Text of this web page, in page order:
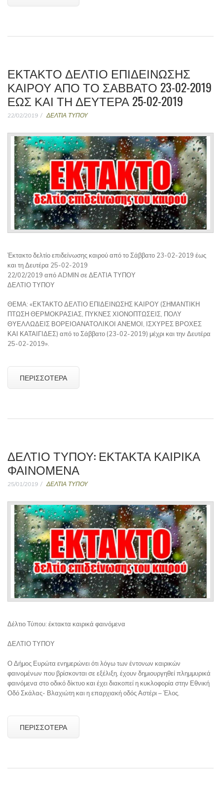
ΈΚΤΑΚΤΟ ΔΕΛΤΊΟ ΕΠΙΔΕΊΝΩΣΗΣ
ΚΑΙΡΟΎ ΑΠΌ ΤΟ ΣΆΒΒΑΤΟ 23-02-2019
ΈΩΣ ΚΑΙ ΤΗ ΔΕΥΤΈΡΑ 25-02-2019
22/02/2019 ΔΕΛΤΙΑ ΤΥΠΟΥ
Έκτακτο δελτίο επιδείνωσης καιρού από το Σάββατο 23-02-2019 έως
και τη Δευτέρα 25-02-2019
22/02/2019 από ADMIN σε ΔΕΛΤΙΑ ΤΥΠΟΥ
ΔΕΛΤΙΟ ΤΥΠΟΥ
ΘΕΜΑ: «ΕΚΤΑΚΤΟ ΔΕΛΤΙΟ ΕΠΙΔΕΙΝΩΣΗΣ ΚΑΙΡΟΥ (ΣΗΜΑΝΤΙΚΗ
ΠΤΩΣΗ ΘΕΡΜΟΚΡΑΣΙΑΣ, ΠΥΚΝΕΣ ΧΙΟΝΟΠΤΩΣΕΙΣ, ΠΟΛΥ
ΘΥΕΛΛΩΔΕΙΣ ΒΟΡΕΙΟΑΝΑΤΟΛΙΚΟΙ ΑΝΕΜΟΙ, ΙΣΧΥΡΕΣ ΒΡΟΧΕΣ
ΚΑΙ ΚΑΤΑΙΓΙΔΕΣ) από το Σάββατο (23-02-2019) μέχρι και την Δευτέρα
25-02-2019».
ΠΕΡΙΣΣΌΤΕΡΑ
ΔΈΛΤΙΟ ΤΎΠΟΥ: ΈΚΤΑΚΤΑ ΚΑΙΡΙΚΆ
ΦΑΙΝΌΜΕΝΑ
25/01/2019 ΔΕΛΤΙΑ ΤΥΠΟΥ
Δέλτιο Τύπου: έκτακτα καιρικά φαινόμενα
ΔΕΛΤΙΟ ΤΥΠΟΥ
Ο Δήμος Ευρώτα ενημερώνει ότι λόγω των έντονων καιρικών
φαινομένων που βρίσκονται σε εξέλιξη, έχουν δημιουργηθεί πλημμυρικά
φαινόμενα στο οδικό δίκτυο και έχει διακοπεί η κυκλοφορία στην Εθνική
Οδό Σκάλας- Βλαχιώτη και η επαρχιακή οδός Αστέρι – Έλος.
ΠΕΡΙΣΣΌΤΕΡΑ